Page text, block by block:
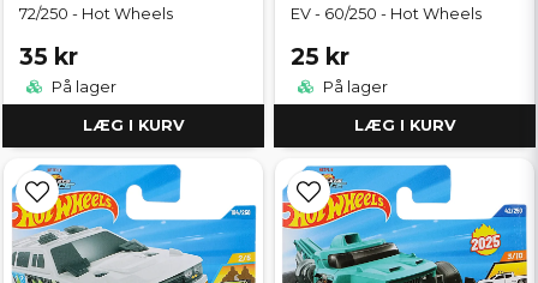
72/250 - Hot Wheels
35 kr
På lager
LÆG I KURV
EV - 60/250 - Hot Wheels
25 kr
På lager
LÆG I KURV